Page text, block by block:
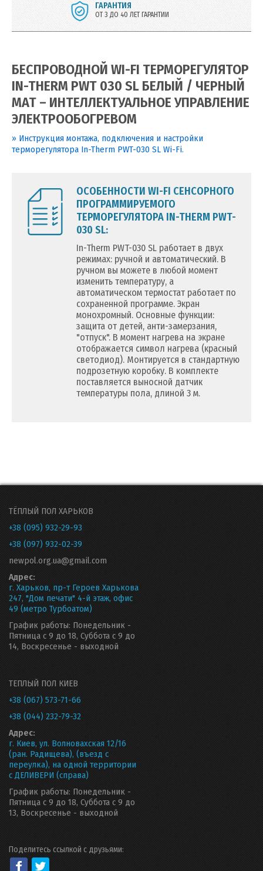
ГАРАНТИЯ
ОТ 3 ДО 40 ЛЕТ ГАРАНТИИ
БЕСПРОВОДНОЙ WI-FI ТЕРМОРЕГУЛЯТОР
IN-THERM PWT 030 SL БЕЛЫЙ / ЧЕРНЫЙ
МАТ – ИНТЕЛЛЕКТУАЛЬНОЕ УПРАВЛЕНИЕ
ЭЛЕКТРООБОГРЕВОМ
» Инструкция монтажа, подключения и настройки
терморегулятора In-Therm PWT-030 SL Wi-Fi.
ОСОБЕННОСТИ WI-FI СЕНСОРНОГО
ПРОГРАММИРУЕМОГО
ТЕРМОРЕГУЛЯТОРА IN-THERM PWT-
030 SL:
In-Therm PWT-030 SL работает в двух
режимах: ручной и автоматический. В
ручном вы можете в любой момент
изменить температуру, а
автоматическом термостат работает по
сохраненной программе. Экран
монохромный. Основные функции:
защита от детей, анти-замерзания,
"отпуск". В момент нагрева на экране
отображается символ нагрева (красный
светодиод). Монтируется в стандартную
подрозетную коробку. В комплекте
поставляется выносной датчик
температуры пола, длиной 3 м.
ТЁПЛЫЙ ПОЛ ХАРЬКОВ
+38 (095) 932-29-93
+38 (097) 932-02-39
newpol.org.ua@gmail.com
Адрес:
г. Харьков, пр-т Героев Харькова
247, "Дом печати" 4-й этаж, офис
49 (метро Турбоатом)
График работы: Понедельник -
Пятница с 9 до 18, Суббота с 9 до
14, Воскресенье - выходной
ТЕПЛЫЙ ПОЛ КИЕВ
+38 (067) 573-71-66
+38 (044) 232-79-32
Адрес:
г. Киев, ул. Волновахская 12/16
(ран. Радищева), (въезд с
переулка), на одной территории
с ДЕЛИВЕРИ (справа)
График работы: Понедельник -
Пятница с 9 до 18, Суббота с 9 до
13, Воскресенье - выходной
Поделитесь ссылкой с друзьями: